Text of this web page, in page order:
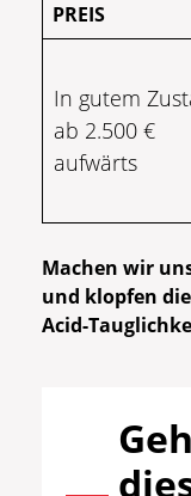
PREIS
In gutem
ab 2.500 €
aufwärts
Machen wir
und klopfen
Acid-